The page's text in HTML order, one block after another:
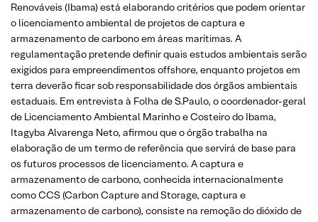
Renováveis (Ibama) está elaborando critérios que podem orientar
o licenciamento ambiental de projetos de captura e
armazenamento de carbono em áreas marítimas. A
regulamentação pretende definir quais estudos ambientais serão
exigidos para empreendimentos offshore, enquanto projetos em
terra deverão ficar sob responsabilidade dos órgãos ambientais
estaduais. Em entrevista à Folha de S.Paulo, o coordenador-geral
de Licenciamento Ambiental Marinho e Costeiro do Ibama,
Itagyba Alvarenga Neto, afirmou que o órgão trabalha na
elaboração de um termo de referência que servirá de base para
os futuros processos de licenciamento. A captura e
armazenamento de carbono, conhecida internacionalmente
como CCS (Carbon Capture and Storage, captura e
armazenamento de carbono), consiste na remoção do dióxido de